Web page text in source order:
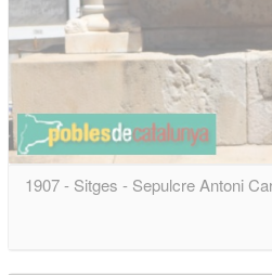
1907 - Sitges - Sepulcre Antoni